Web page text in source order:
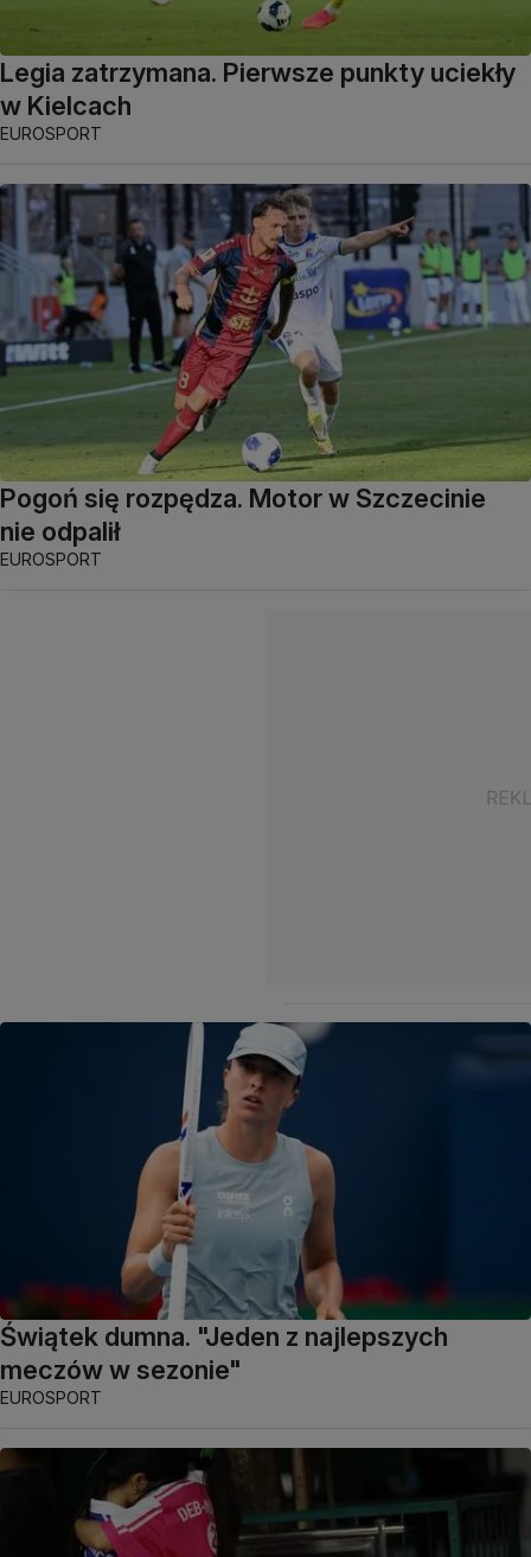
Legia zatrzymana. Pierwsze punkty uciekły
w Kielcach
EUROSPORT
Pogoń się rozpędza. Motor w Szczecinie
nie odpalił
EUROSPORT
Świątek dumna. "Jeden z najlepszych
meczów w sezonie"
EUROSPORT